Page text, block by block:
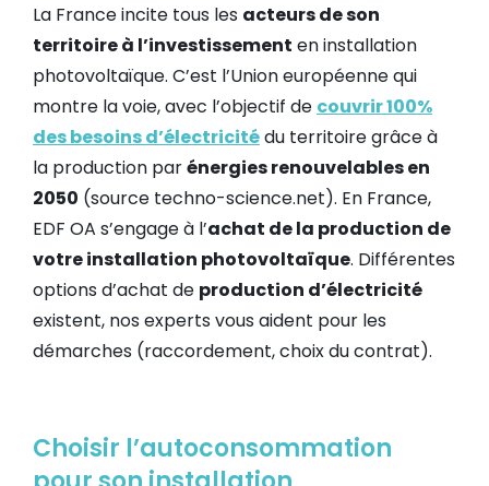
La France incite tous les acteurs de son
territoire à l’investissement en installation
photovoltaïque. C’est l’Union européenne qui
montre la voie, avec l’objectif de couvrir 100%
des besoins d’électricitédu territoire grâce à
la production parénergies renouvelables en
2050 (source techno-science.net). En France,
EDF OA s’engage à l’achat de la production de
votre installation photovoltaïque. Différentes
options d’achat de production d’électricité
existent, nos experts vous aident pour les
démarches (raccordement, choix du contrat).
Choisir l’autoconsommation